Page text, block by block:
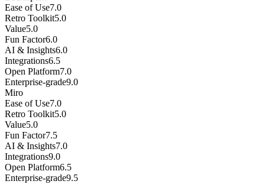
Ease of Use7.0
Retro Toolkit5.0
Value5.0
Fun Factor6.0
AI & Insights6.0
Integrations6.5
Open Platform7.0
Enterprise-grade9.0
Miro
Ease of Use7.0
Retro Toolkit5.0
Value5.0
Fun Factor7.5
AI & Insights7.0
Integrations9.0
Open Platform6.5
Enterprise-grade9.5